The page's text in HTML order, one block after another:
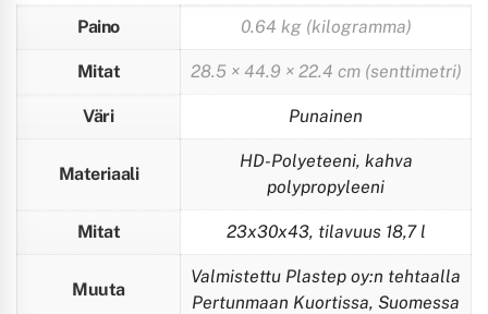
Paino 0.64 kg (kilogramma)
Mitat 28.5 × 44.9 × 22.4 cm (senttimetri)
Väri Punainen
Materiaali
HD-Polyeteeni, kahva
polypropyleeni
Mitat 23x30x43, tilavuus 18,7 l
Muuta
Valmistettu Plastep oy:n tehtaalla
Pertunmaan Kuortissa, Suomessa